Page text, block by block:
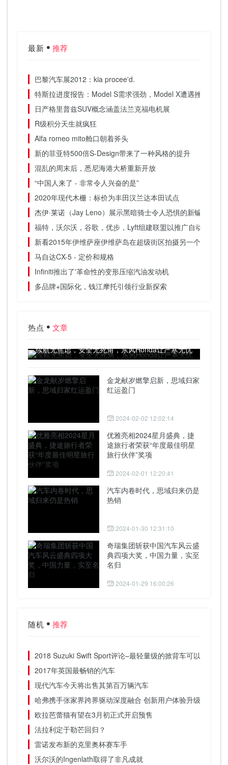
最新 推荐
巴黎汽车展2012：kia procee'd.
特斯拉进度报告：Model S需求强劲，Model X遭遇挫折
日产格里普兹SUV概念涵盖法兰克福电机展
R级积分天生就疯狂
Alfa romeo mito舱口朝着斧头
新的菲亚特500倍S-Design带来了一种风格的提升
混乱的周末后，悉尼海港大桥重新开放
“中国人来了 - 非常令人兴奋的是”
2020年现代木栅：标价为丰田汉兰达本田试点
杰伊·莱诺（Jay Leno）展示黑暗骑士令人恐惧的新蝙蝠车
福特，沃尔沃，谷歌，优步，Lyft组建联盟以推广自动驾驶汽
新看2015年伊维萨座伊维萨岛在超级街区拍摄另一个裂缝
马自达CX-5 - 定价和规格
Infiniti推出了'革命性的变形压缩汽油发动机
多品牌+国际化，钱江摩托引领行业新探索
热点 文章
续航无焦虑，安全无死角，东风Honda让严寒无忧
金龙献岁燃擎启新，思域归家
红运盈门
2024-02-02 12:02:14
优雅亮相2024星月盛典，捷
途旅行者荣获“年度最佳明星
旅行伙伴”奖项
2024-02-01 12:20:41
汽车内卷时代，思域归来仍是
热销
2024-01-30 12:31:10
奇瑞集团斩获中国汽车风云盛
典四项大奖，中国力量，实至
名归
2024-01-29 16:00:26
随机 推荐
2018 Suzuki Swift Sport评论–最轻量级的掀背车可以与新款
2017年英国最畅销的汽车
现代汽车今天将出售其第百万辆汽车
哈弗携手张家界跨界驱动深度融合 创新用户体验升级
欧拉芭蕾猫有望在3月初正式开启预售
法拉利定于勒芒回归？
雷诺发布新的克里奥杯赛车手
沃尔沃的Ingenlath取得了非凡成就